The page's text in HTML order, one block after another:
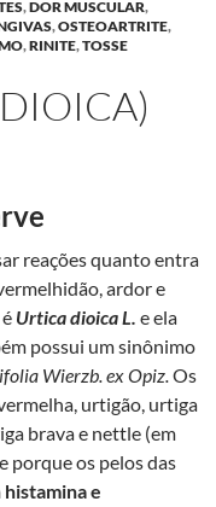
,DOR MUSCULAR,
,OSTEOARTRITE,
,RINITE,TOSSE
reações quanto entra
ardor e
Urtica dioica L. e ela
possui um sinônimo
Wierzb. ex Opiz.Os
urtigão, urtiga
brava e nettle (em
porque os pelos das
histamina e